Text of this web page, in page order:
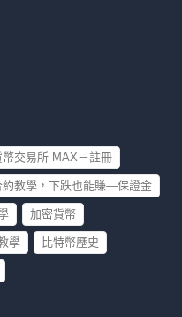
幣交易所 MAX－註冊
約教學，下跌也能賺—保證金
加密貨幣
學 比特幣歷史